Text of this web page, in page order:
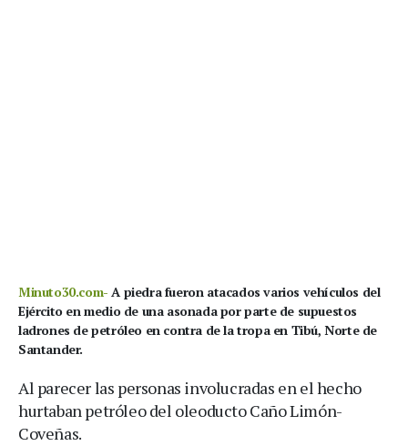
Minuto30.com-A piedra fueron atacados varios vehículos del
Ejército en medio de una asonada por parte de supuestos
ladrones de petróleo en contra de la tropa en Tibú, Norte de
Santander.
Al parecer las personas involucradas en el hecho
hurtaban petróleo del oleoducto Caño Limón-
Coveñas.